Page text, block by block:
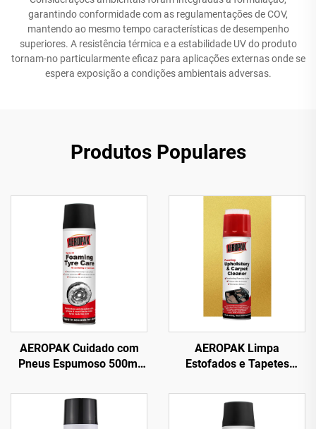
garantindo conformidade com as regulamentações de COV,
mantendo ao mesmo tempo características de desempenho
superiores. A resistência térmica e a estabilidade UV do produto
tornam-no particularmente eficaz para aplicações externas onde se
espera exposição a condições ambientais adversas.
Produtos Populares
AEROPAK Cuidado com
Pneus Espumoso 500ml
Esfregar ou Trabalho
Pesado
AEROPAK Limpa
Estofados e Tapetes
Tudo